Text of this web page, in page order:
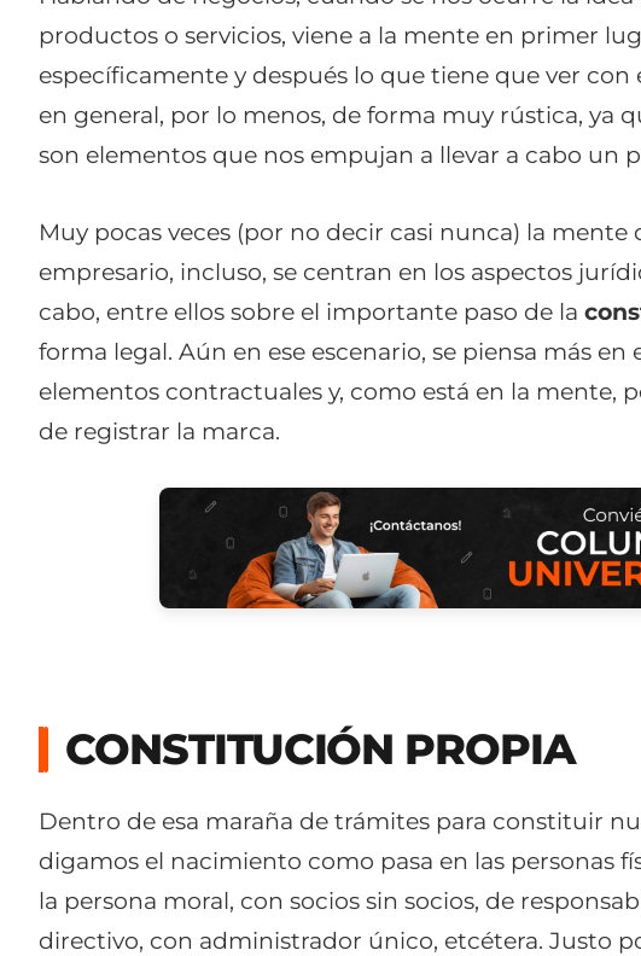
productos o servicios, viene a la mente en primer
específicamente y después lo que tiene que ver
en general, por lo menos, de forma muy rústica, ya
son elementos que nos empujan a llevar a cabo un
Muy pocas veces (por no decir casi nunca) la
empresario, incluso, se centran en los aspectos
cabo, entre ellos sobre el importante paso de la
forma legal. Aún en ese escenario, se piensa más
elementos contractuales y, como está en la mente,
de registrar la marca.
CONSTITUCIÓN PROPIA
Dentro de esa maraña de trámites para constituir
digamos el nacimiento como pasa en las personas
la persona moral, con socios sin socios, de
directivo, con administrador único, etcétera. Justo